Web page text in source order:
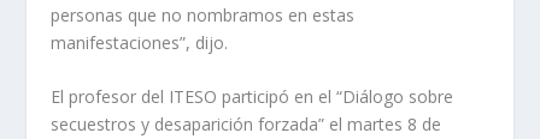
personas que no nombramos en estas
manifestaciones”, dijo.
El profesor del ITESO participó en el “Diálogo sobre
secuestros y desaparición forzada” el martes 8 de